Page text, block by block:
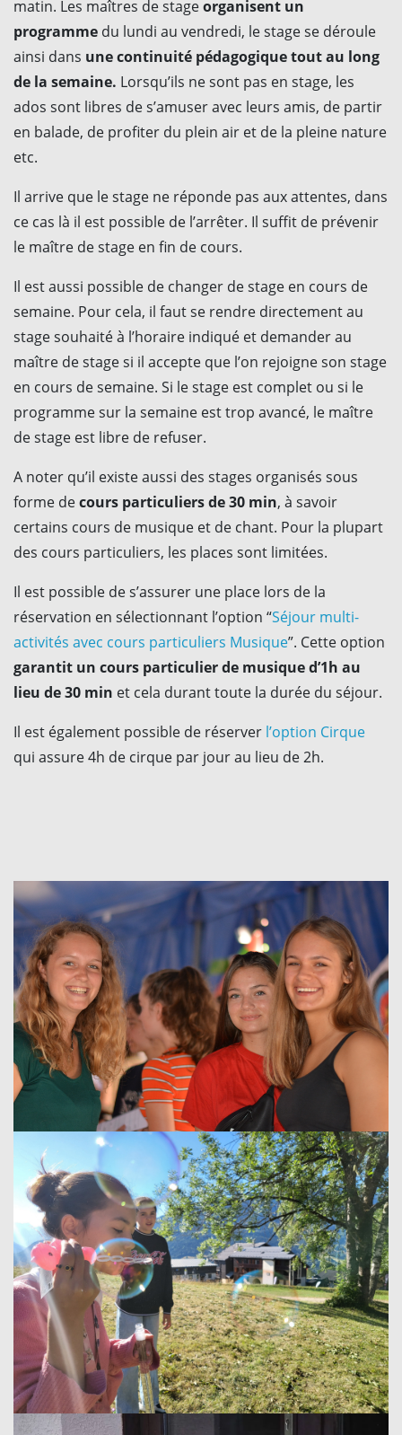
matin. Les maîtres de stageorganisent un
programme du lundi au vendredi, le stage se déroule
ainsi dans une continuité pédagogique tout au long
de la semaine. Lorsqu’ils ne sont pas en stage, les
ados sont libres de s’amuser avec leurs amis, de partir
en balade, de profiter du plein air et de la pleine nature
etc.
Il arrive que le stage ne réponde pas aux attentes, dans
ce cas là il est possible de l’arrêter. Il suffit de prévenir
le maître de stage en fin de cours.
Il est aussi possible de changer de stage en cours de
semaine. Pour cela, il faut se rendre directement au
stage souhaité à l’horaire indiqué et demander au
maître de stage si il accepte que l’on rejoigne son stage
en cours de semaine. Si le stage est complet ou si le
programme sur la semaine est trop avancé, le maître
de stage est libre de refuser.
A noter qu’il existe aussi des stages organisés sous
forme decours particuliers de 30 min, à savoir
certains cours de musique et de chant. Pour la plupart
des cours particuliers, les places sont limitées.
Il est possible de s’assurer une place lors de la
réservation en sélectionnant l’option “Séjour multi-
activités avec cours particuliers Musique”. Cette option
garantit un cours particulier de musique d’1h au
lieu de 30 min et cela durant toute la durée du séjour.
Il est également possible de réserver l’option Cirque
qui assure 4h de cirque par jour au lieu de 2h.